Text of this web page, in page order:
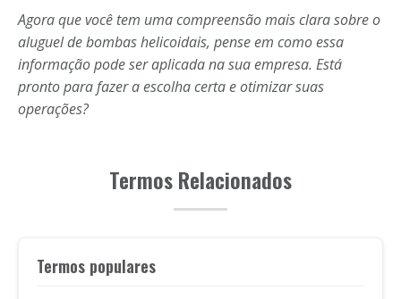
Agora que você tem uma compreensão mais clara sobre o
aluguel de bombas helicoidais, pense em como essa
informação pode ser aplicada na sua empresa. Está
pronto para fazer a escolha certa e otimizar suas
operações?
Termos Relacionados
Termos populares